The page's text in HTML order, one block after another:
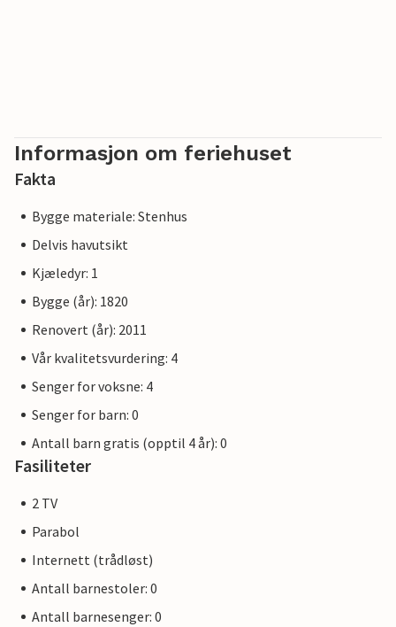
Informasjon om feriehuset
Fakta
Bygge materiale: Stenhus
Delvis havutsikt
Kjæledyr: 1
Bygge (år): 1820
Renovert (år): 2011
Vår kvalitetsvurdering: 4
Senger for voksne: 4
Senger for barn: 0
Antall barn gratis (opptil 4 år): 0
Fasiliteter
2 TV
Parabol
Internett (trådløst)
Antall barnestoler: 0
Antall barnesenger: 0